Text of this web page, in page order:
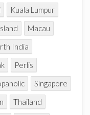
Kuala Lumpur
Macau
India
Perlis
Singapore
Thailand